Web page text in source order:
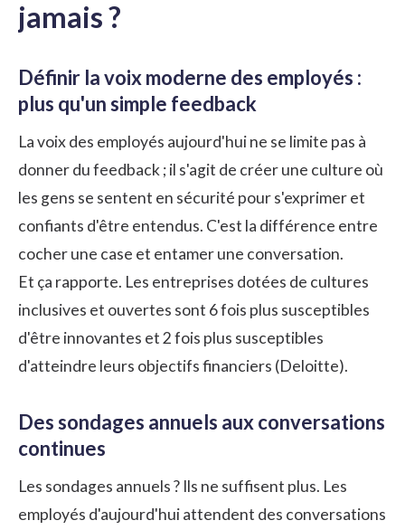
jamais ?
Définir la voix moderne des employés :
plus qu'un simple feedback
La voix des employés aujourd'hui ne se limite pas à
donner du feedback ; il s'agit de créer une culture où
les gens se sentent en sécurité pour s'exprimer et
confiants d'être entendus. C'est la différence entre
cocher une case et entamer une conversation.
Et ça rapporte. Les entreprises dotées de cultures
inclusives et ouvertes sont 6 fois plus susceptibles
d'être innovantes et 2 fois plus susceptibles
d'atteindre leurs objectifs financiers (Deloitte).
Des sondages annuels aux conversations
continues
Les sondages annuels ? Ils ne suffisent plus. Les
employés d'aujourd'hui attendent des conversations